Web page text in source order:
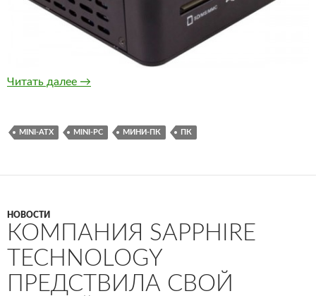
Читать далее Habey представила новый мини-ПК
→
MINI-ATX MINI-PC МИНИ-ПК ПК
НОВОСТИ
КОМПАНИЯ SAPPHIRE
TECHNOLOGY
ПРЕДСТВИЛА СВОЙ